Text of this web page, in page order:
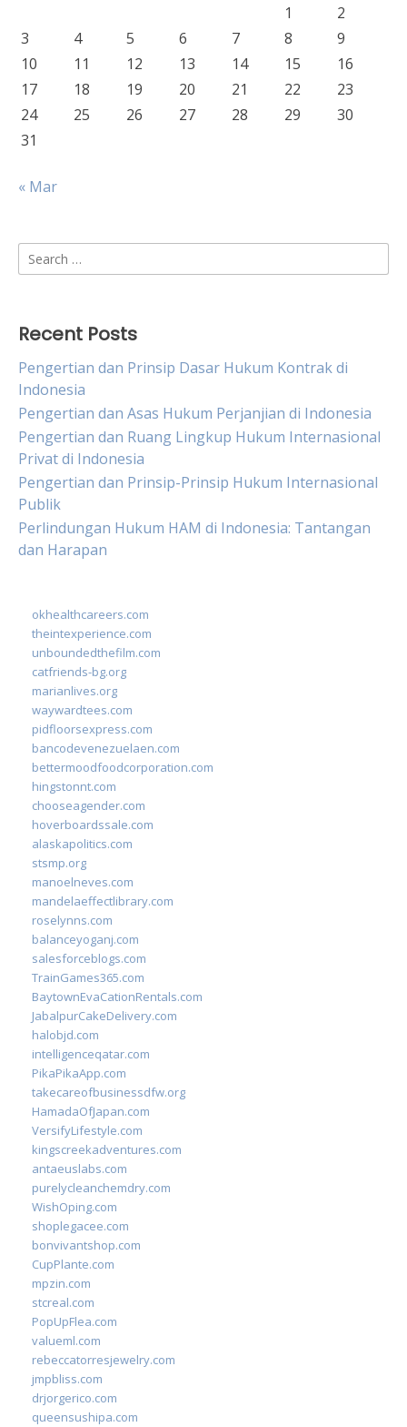
1
2
3
4 5 6 7 8
9
10
11 12 13 14 15
16
17
18 19 20 21 22
23
24
25 26 27 28 29
30
31
« Mar
Search
for:
Recent Posts
Pengertian dan Prinsip Dasar Hukum Kontrak di
Indonesia
Pengertian dan Asas Hukum Perjanjian di Indonesia
Pengertian dan Ruang Lingkup Hukum Internasional
Privat di Indonesia
Pengertian dan Prinsip-Prinsip Hukum Internasional
Publik
Perlindungan Hukum HAM di Indonesia: Tantangan
dan Harapan
okhealthcareers.com
theintexperience.com
unboundedthefilm.com
catfriends-bg.org
marianlives.org
waywardtees.com
pidfloorsexpress.com
bancodevenezuelaen.com
bettermoodfoodcorporation.com
hingstonnt.com
chooseagender.com
hoverboardssale.com
alaskapolitics.com
stsmp.org
manoelneves.com
mandelaeffectlibrary.com
roselynns.com
balanceyoganj.com
salesforceblogs.com
TrainGames365.com
BaytownEvaCationRentals.com
JabalpurCakeDelivery.com
halobjd.com
intelligenceqatar.com
PikaPikaApp.com
takecareofbusinessdfw.org
HamadaOfJapan.com
VersifyLifestyle.com
kingscreekadventures.com
antaeuslabs.com
purelycleanchemdry.com
WishOping.com
shoplegacee.com
bonvivantshop.com
CupPlante.com
mpzin.com
stcreal.com
PopUpFlea.com
valueml.com
rebeccatorresjewelry.com
jmpbliss.com
drjorgerico.com
queensushipa.com